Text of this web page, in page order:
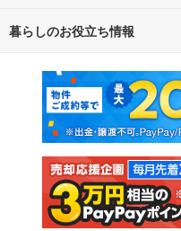
通勤・通学時間から探す
不動産・住宅
新築マンション
新築一戸建て
注文住宅
売却査定
暮らしのお役立ち情報
マンションカタログ